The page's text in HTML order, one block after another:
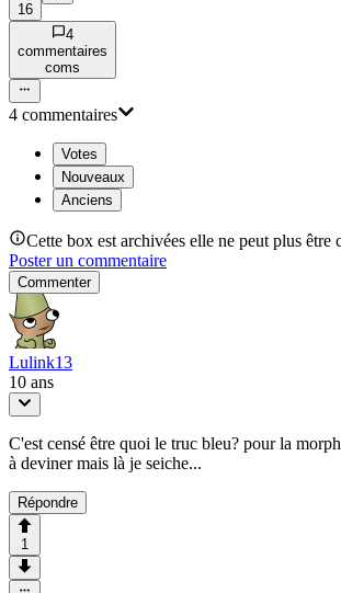
16
4
commentaires
coms
4 commentaires
Votes
Nouveaux
Anciens
Cette box est archivées elle ne peut plus être
Poster un commentaire
Commenter
Lulink13
10 ans
C'est censé être quoi le truc bleu? pour la
à deviner mais là je seiche...
Répondre
1